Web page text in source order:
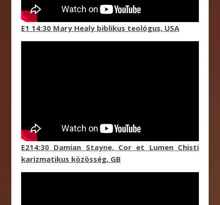
E1 14:30 Mary Healy biblikus teológus, USA
E214:30 Damian Stayne, Cor et Lumen Chisti
karizmatikus közösség, GB